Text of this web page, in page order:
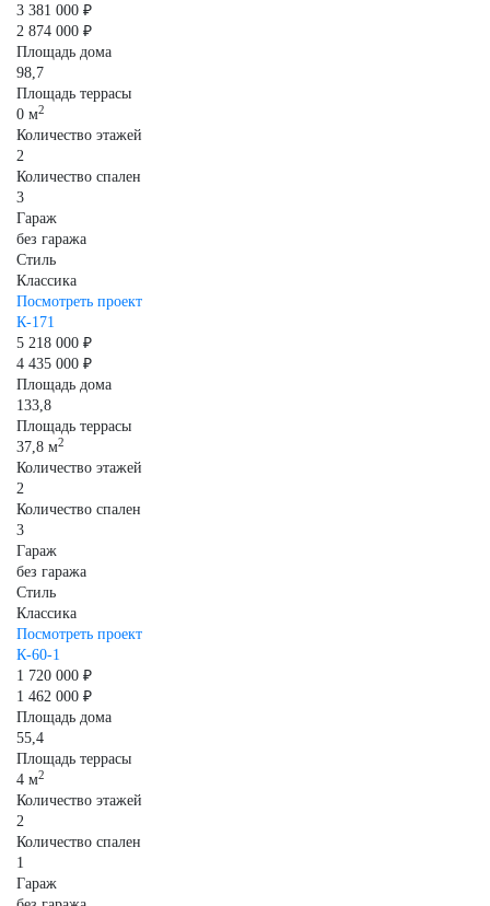
3 381 000 ₽
2 874 000 ₽
Площадь дома
98,7
Площадь террасы
0 м2
Количество этажей
2
Количество спален
3
Гараж
без гаража
Стиль
Классика
Посмотреть проект
К-171
5 218 000 ₽
4 435 000 ₽
Площадь дома
133,8
Площадь террасы
37,8 м2
Количество этажей
2
Количество спален
3
Гараж
без гаража
Стиль
Классика
Посмотреть проект
К-60-1
1 720 000 ₽
1 462 000 ₽
Площадь дома
55,4
Площадь террасы
4 м2
Количество этажей
2
Количество спален
1
Гараж